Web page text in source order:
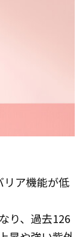
ア機能が低
り、過去126